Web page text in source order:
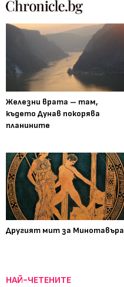
Железни врата – там,
където Дунав покорява
планините
Другият мит за Минотавъра
НАЙ-ЧЕТЕНИТЕ